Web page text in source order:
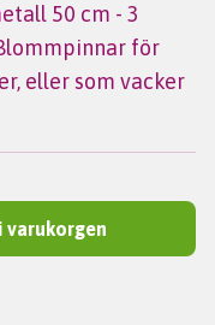
50 cm - 3
för
eller som vacker
varukorgen